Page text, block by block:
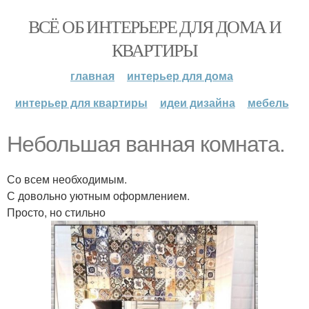
ВСЁ ОБ ИНТЕРЬЕРЕ ДЛЯ ДОМА И
КВАРТИРЫ
главная
интерьер для дома
интерьер для квартиры
идеи дизайна мебель
Небольшая ванная комната.
Со всем необходимым.
С довольно уютным оформлением.
Просто, но стильно